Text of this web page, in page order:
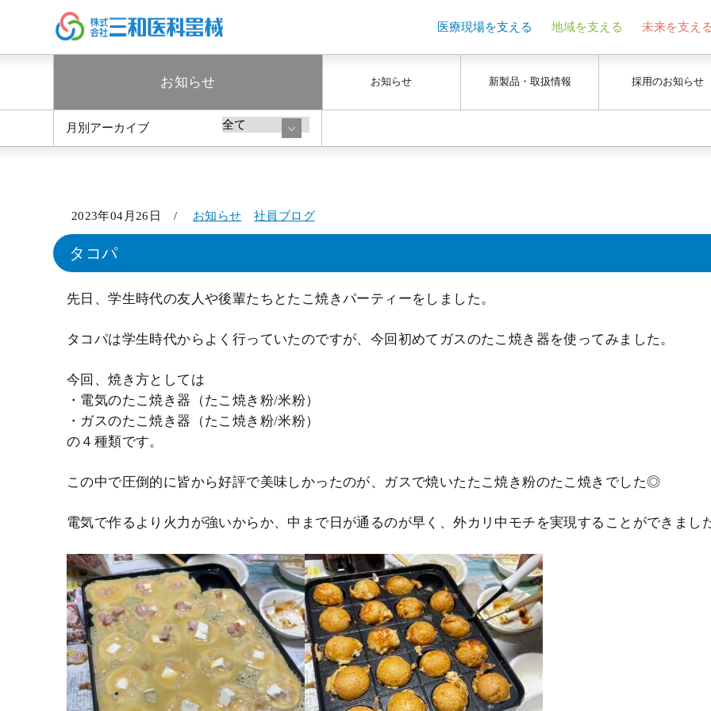
医療現場を支える 地域を支える 未来を支え
お知らせ お知らせ 新製品・取扱情報 採用のお知らせ
月別アーカイブ
2023年04月26日 / お知らせ 社員ブログ
タコパ
先日、学生時代の友人や後輩たちとたこ焼きパーティーをしました。
タコパは学生時代からよく行っていたのですが、今回初めてガスのたこ焼き器を使ってみました。
今回、焼き方としては
・電気のたこ焼き器（たこ焼き粉/米粉）
・ガスのたこ焼き器（たこ焼き粉/米粉）
の４種類です。
この中で圧倒的に皆から好評で美味しかったのが、ガスで焼いたたこ焼き粉のたこ焼きでした◎
電気で作るより火力が強いからか、中まで日が通るのが早く、外カリ中モチを実現することができまし